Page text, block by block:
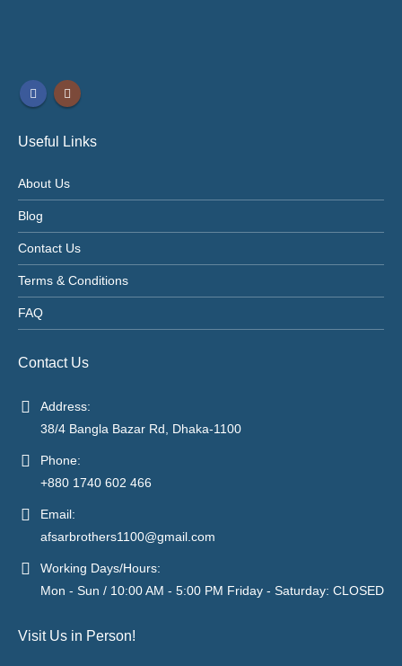
Useful Links
About Us
Blog
Contact Us
Terms & Conditions
FAQ
Contact Us
Address:
38/4 Bangla Bazar Rd, Dhaka-1100
Phone:
+880 1740 602 466
Email:
afsarbrothers1100@gmail.com
Working Days/Hours:
Mon - Sun / 10:00 AM - 5:00 PM Friday - Saturday: CLOSED
Visit Us in Person!